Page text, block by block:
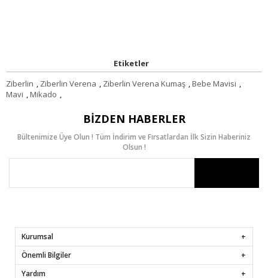
Etiketler
Ziberlin , Ziberlin Verena , Ziberlin Verena Kumaş ,Bebe Mavisi ,
Mavi ,Mikado ,
BIZDEN HABERLER
Bültenimize Üye Olun ! Tüm İndirim ve Fırsatlardan İlk Sizin Haberiniz
Olsun !
Kurumsal
Önemli Bilgiler
Yardım